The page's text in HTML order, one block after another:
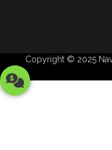
Copyright © 2025